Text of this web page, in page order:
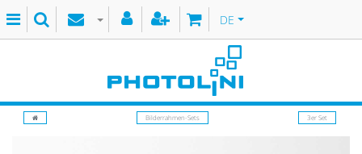
DE
Bilderrahmen-Sets 3er Set